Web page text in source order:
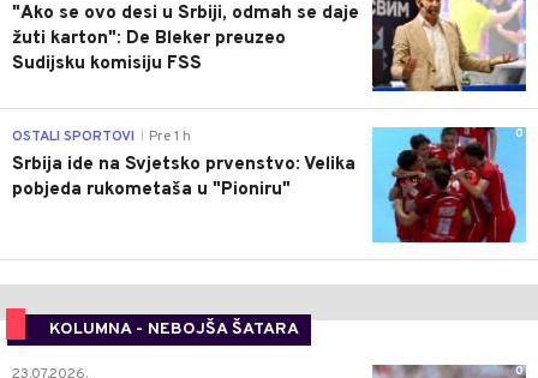
"Ako se ovo desi u Srbiji, odmah se daje
žuti karton": De Bleker preuzeo
Sudijsku komisiju FSS
0
OSTALI SPORTOVI Pre 1 h
Srbija ide na Svjetsko prvenstvo: Velika
pobjeda rukometaša u "Pioniru"
KOLUMNA - NEBOJŠA ŠATARA
0